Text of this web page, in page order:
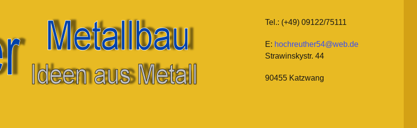
Tel.: (+49) 09122/75111
E: hochreuther54@web.de
Strawinskystr. 44
90455 Katzwang